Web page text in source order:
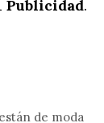
Publicidad.
de moda